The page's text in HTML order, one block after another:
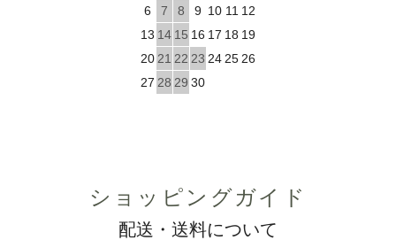
6
7 8 9 10 11 12
13 14 15 16 17 18 19
20 21 22 23 24 25 26
27 28 29 30
ショッピングガイド
配送・送料について